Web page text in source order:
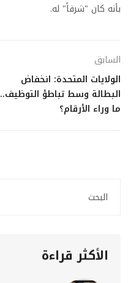
بأنه كان "شرفاً" له.
السابق
الولايات المتحدة: انخفاض
البطالة وسط تباطؤ التوظيف..
ما وراء الأرقام؟
الأكثر قراءة